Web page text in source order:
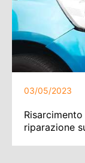
03/05/2023
riparazione